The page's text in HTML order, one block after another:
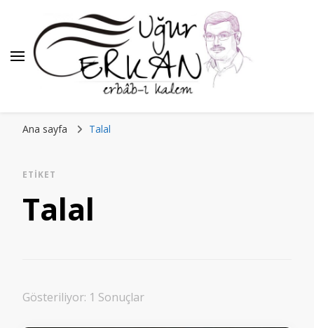
Ana sayfa Talal
ETIKET
Talal
Gösteriliyor: 1 Sonuçlar